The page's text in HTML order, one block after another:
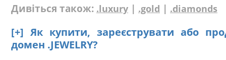
Дивіться також: .luxury | .gold | .diamonds
[+] Як купити, зареєструвати або
домен .JEWELRY?